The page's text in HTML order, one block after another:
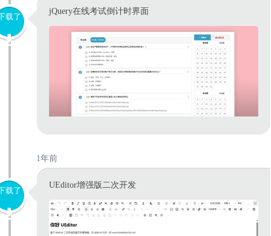
载了
jQuery在线考试倒计时界面
1年前
载了
UEditor增强版二次开发